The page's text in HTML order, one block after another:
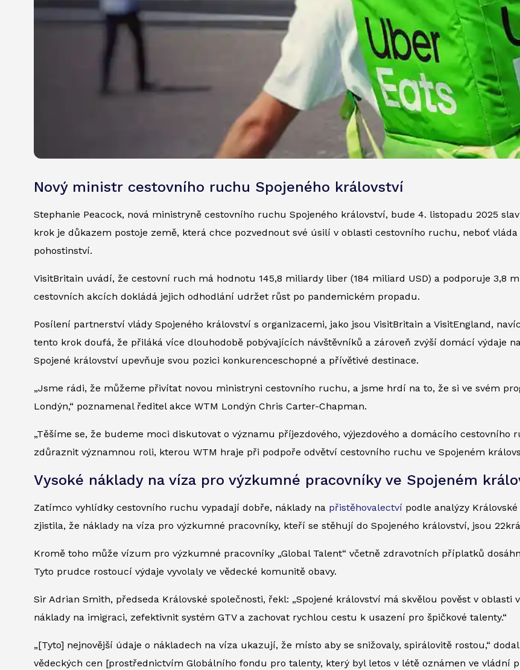
Nový ministr cestovního ruchu Spojeného království
Stephanie Peacock, nová ministryně cestovního ruchu Spojeného království, bude 4. listopadu 2025
krok je důkazem postoje země, která chce pozvednout své úsilí v oblasti cestovního ruchu, neboť
pohostinství.
VisitBritain uvádí, že cestovní ruch má hodnotu 145,8 miliardy liber (184 miliard USD) a podporuje 3,8
cestovních akcích dokládá jejich odhodlání udržet růst po pandemickém propadu.
Posílení partnerství vlády Spojeného království s organizacemi, jako jsou VisitBritain a VisitEngland,
tento krok doufá, že přiláká více dlouhodobě pobývajících návštěvníků a zároveň zvýší domácí výdaje
Spojené království upevňuje svou pozici konkurenceschopné a přívětivé destinace.
„Jsme rádi, že můžeme přivítat novou ministryni cestovního ruchu, a jsme hrdí na to, že si ve svém
Londýn,“ poznamenal ředitel akce WTM Londýn Chris Carter-Chapman.
„Těšíme se, že budeme moci diskutovat o významu příjezdového, výjezdového a domácího
zdůraznit významnou roli, kterou WTM hraje při podpoře odvětví cestovního ruchu ve Spojeném
Vysoké náklady na víza pro výzkumné pracovníky ve Spojeném
Zatímco vyhlídky cestovního ruchu vypadají dobře, náklady na přistěhovalectví podle analýzy
zjistila, že náklady na víza pro výzkumné pracovníky, kteří se stěhují do Spojeného království, jsou
Kromě toho může vízum pro výzkumné pracovníky „Global Talent“ včetně zdravotních příplatků
Tyto prudce rostoucí výdaje vyvolaly ve vědecké komunitě obavy.
Sir Adrian Smith, předseda Královské společnosti, řekl: „Spojené království má skvělou pověst v
náklady na imigraci, zefektivnit systém GTV a zachovat rychlou cestu k usazení pro špičkové talenty.“
„[Tyto] nejnovější údaje o nákladech na víza ukazují, že místo aby se snižovaly, spirálovitě rostou,“
vědeckých cen [prostřednictvím Globálního fondu pro talenty, který byl letos v létě oznámen ve vládní